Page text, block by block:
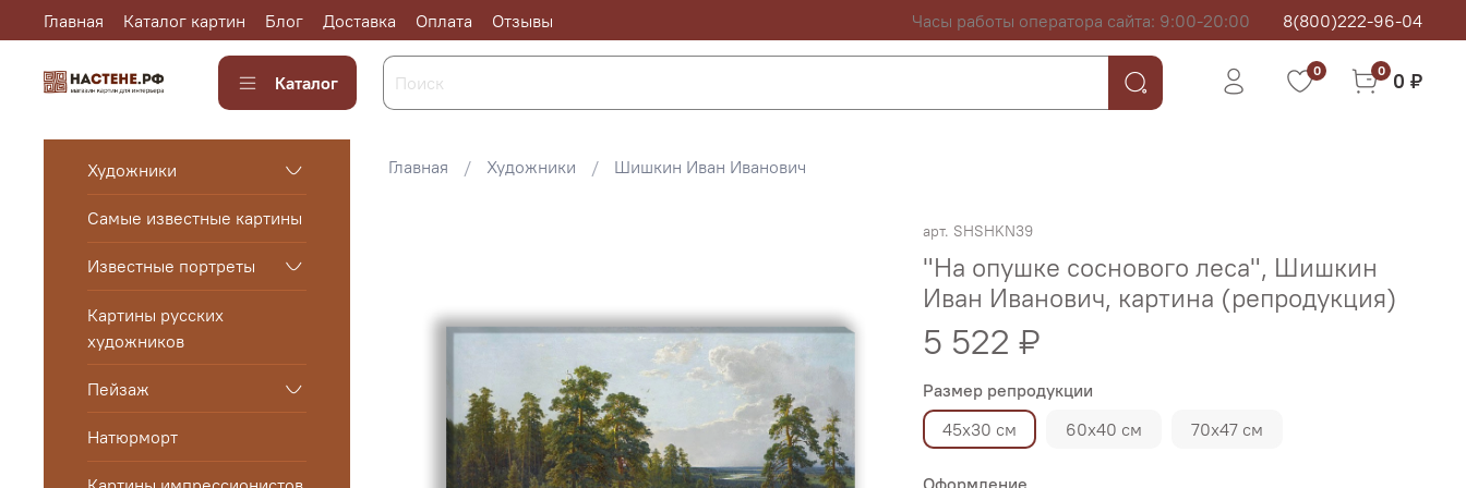
Главная Каталог картин Блог Доставка Оплата Отзывы Часы работы оператора сайта: 9:00-20:00 8(800)222-96-04
Каталог
0 0 0 ₽
Главная Художники Шишкин Иван Иванович
арт. SHSHKN39
"На опушке соснового леса", Шишкин
Иван Иванович, картина (репродукция)
5 522 ₽
Размер репродукции
45х30 см
60х40 см 70х47 см
Оформление
Художники
Самые известные картины
Известные портреты
Картины русских
художников
Пейзаж
Натюрморт